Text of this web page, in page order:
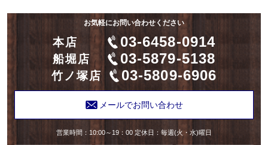
お気軽にお問い合わせください
本店 03-6458-0914
船堀店 03-5879-5138
竹ノ塚店 03-5809-6906
メールでお問い合わせ
営業時間：10:00～19：00 定休日：毎週(火・水)曜日